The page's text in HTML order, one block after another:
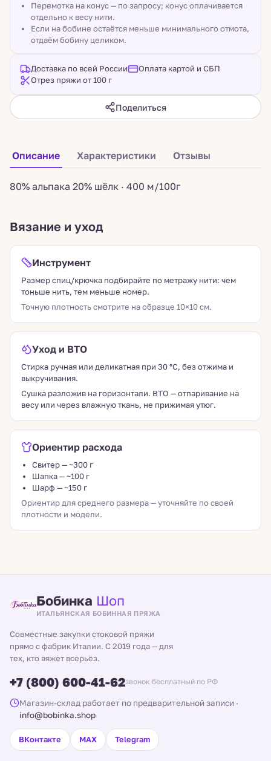
Перемотка на конус — по запросу; конус оплачивается
отдельно к весу нити.
Если на бобине остаётся меньше минимального отмота,
отдаём бобину целиком.
Доставка по всей России
Оплата картой и СБП
Отрез пряжи от 100 г
Поделиться
Описание Характеристики Отзывы
80% альпака 20% шёлк · 400 м/100г
Вязание и уход
Инструмент
Размер спиц/крючка подбирайте по метражу нити: чем
тоньше нить, тем меньше номер.
Точную плотность смотрите на образце 10×10 см.
Уход и ВТО
Стирка ручная или деликатная при 30 °C, без отжима и
выкручивания.
Сушка разложив на горизонтали. ВТО — отпаривание на
весу или через влажную ткань, не прижимая утюг.
Ориентир расхода
Свитер — ~300 г
Шапка — ~100 г
Шарф — ~150 г
Ориентир для среднего размера — уточняйте по своей
плотности и модели.
Бобинка Шоп
ИТАЛЬЯНСКАЯ БОБИННАЯ ПРЯЖА
Совместные закупки стоковой пряжи
прямо с фабрик Италии. С 2019 года — для
тех, кто вяжет всерьёз.
+7 (800) 600-41-62звонок бесплатный по РФ
Магазин-склад работает по предварительной записи ·
info@bobinka.shop
ВКонтакте MAX Telegram